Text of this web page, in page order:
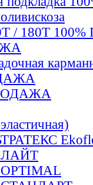
/ 180Т 100%
ЛАЙТ
OPTIMAL